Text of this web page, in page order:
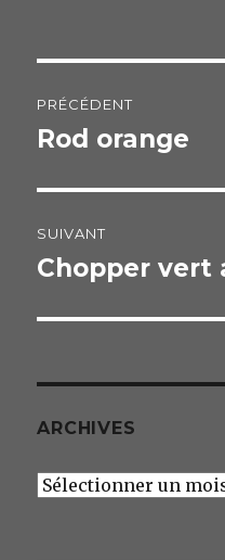
o
k
de
PRÉCÉDENT
Publication
Rod orange
SUIVANT
Publication
Chopper vert
ARCHIVES
Archives